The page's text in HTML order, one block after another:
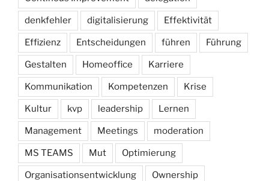
denkfehler digitalisierung Effektivität
Effizienz Entscheidungen führen Führung
Gestalten Homeoffice Karriere
Kommunikation Kompetenzen Krise
Kultur kvp leadership Lernen
Management Meetings moderation
MS TEAMS Mut Optimierung
Organisationsentwicklung Ownership